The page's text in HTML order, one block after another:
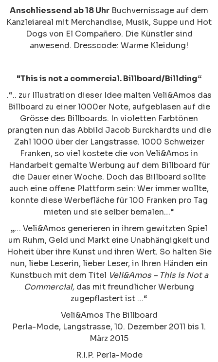
Anschliessend ab 18 Uhr Buchvernissage auf dem
Kanzleiareal mit Merchandise, Musik, Suppe und Hot
Dogs von El Compañero. Die Künstler sind
anwesend. Dresscode: Warme Kleidung!
"This is not a commercial. Billboard/Billding“
.“.. zur Illustration dieser Idee malten Veli&Amos das
Billboard zu einer 1000er Note, aufgeblasen auf die
Grösse des Billboards. In violetten Farbtönen
prangten nun das Abbild Jacob Burckhardts und die
Zahl 1000 über der Langstrasse. 1000 Schweizer
Franken, so viel kostete die von Veli&Amos in
Handarbeit gemalte Werbung auf dem Billboard für
die Dauer einer Woche. Doch das Billboard sollte
auch eine offene Plattform sein: Wer immer wollte,
konnte diese Werbefläche für 100 Franken pro Tag
mieten und sie selber bemalen…“
„… Veli&Amos generieren in ihrem gewitzten Spiel
um Ruhm, Geld und Markt eine Unabhängigkeit und
Hoheit über ihre Kunst und ihren Wert. So halten Sie
nun, liebe Leserin, lieber Leser, in Ihren Händen ein
Kunstbuch mit dem Titel Veli&Amos – This is Not a
Commercial, das mit freundlicher Werbung
zugepflastert ist …“
Veli&Amos The Billboard
Perla-Mode, Langstrasse, 10. Dezember 2011 bis 1.
März 2015
R.I.P. Perla-Mode